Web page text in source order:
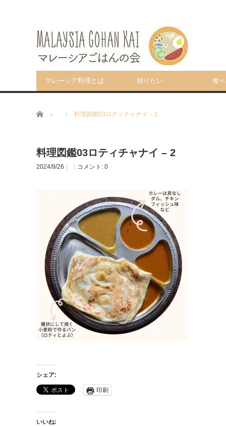
マレーシア料理とは 知りたい 食
ホーム 料理図鑑03ロティチャナイ – 2
料理図鑑03ロティチャナイ – 2
2024/9/26 コメント: 0
シェア:
印刷
いいね: